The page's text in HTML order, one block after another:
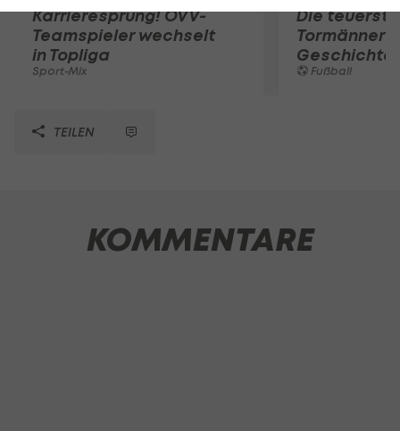
Karrieresprung! ÖVV-
Teamspieler wechselt
in Topliga
Sport-Mix
Die
Tormänner
Geschichte
Fußball
TEILEN
KOMMENTARE